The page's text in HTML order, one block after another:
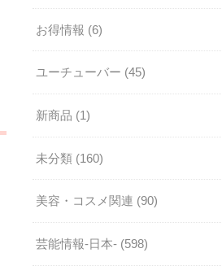
お得情報 (6)
ユーチューバー (45)
新商品 (1)
未分類 (160)
美容・コスメ関連 (90)
芸能情報-日本- (598)